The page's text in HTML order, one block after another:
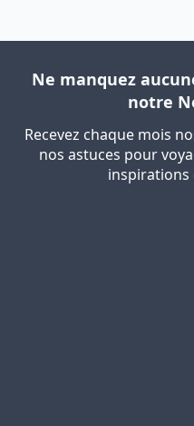
Ne manquez
notre
Recevez chaque mois
nos astuces pour
inspirations